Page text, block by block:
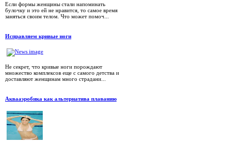
Если формы женщины стали напоминать
булочку и это ей не нравится, то самое время
заняться своим телом. Что может помоч...
Исправляем кривые ноги
Не секрет, что кривые ноги порождают
множество комплексов еще с самого детства и
доставляют женщинам много страдани...
Аквааэробика как альтернатива плаванию